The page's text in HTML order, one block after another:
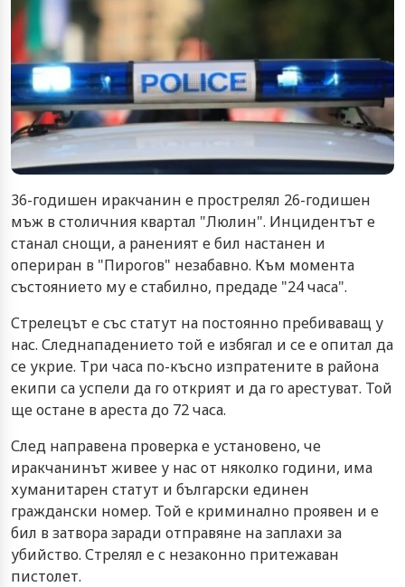
36-годишен иракчанин е прострелял 26-годишен
мъж в столичния квартал "Люлин". Инцидентът е
станал снощи, а раненият е бил настанен и
опериран в "Пирогов" незабавно. Към момента
състоянието му е стабилно, предаде "24 часа".
Стрелецът е със статут на постоянно пребиваващ у
нас. Следнападението той е избягал и се е опитал да
се укрие. Три часа по-късно изпратените в района
екипи са успели да го открият и да го арестуват. Той
ще остане в ареста до 72 часа.
След направена проверка е установено, че
иракчанинът живее у нас от няколко години, има
хуманитарен статут и български единен
граждански номер. Той е криминално проявен и е
бил в затвора заради отправяне на заплахи за
убийство. Стрелял е с незаконно притежаван
пистолет.